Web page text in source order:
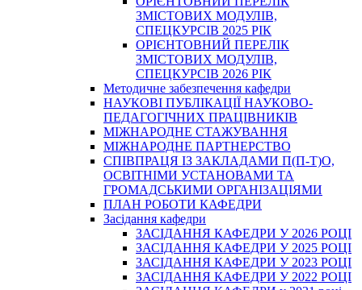
ЗМІСТОВИХ МОДУЛІВ,
СПЕЦКУРСІВ 2025 РІК
ОРІЄНТОВНИЙ ПЕРЕЛІК
ЗМІСТОВИХ МОДУЛІВ,
СПЕЦКУРСІВ 2026 РІК
Методичне забезпечення кафедри
НАУКОВІ ПУБЛІКАЦІЇ НАУКОВО-
ПЕДАГОГІЧНИХ ПРАЦІВНИКІВ
МІЖНАРОДНЕ СТАЖУВАННЯ
МІЖНАРОДНЕ ПАРТНЕРСТВО
СПІВПРАЦЯ ІЗ ЗАКЛАДАМИ П(П-Т)О,
ОСВІТНІМИ УСТАНОВАМИ ТА
ГРОМАДСЬКИМИ ОРГАНІЗАЦІЯМИ
ПЛАН РОБОТИ КАФЕДРИ
Засідання кафедри
ЗАСІДАННЯ КАФЕДРИ У 2026 РОЦІ
ЗАСІДАННЯ КАФЕДРИ У 2025 РОЦІ
ЗАСІДАННЯ КАФЕДРИ У 2023 РОЦІ
ЗАСІДАННЯ КАФЕДРИ У 2022 РОЦІ